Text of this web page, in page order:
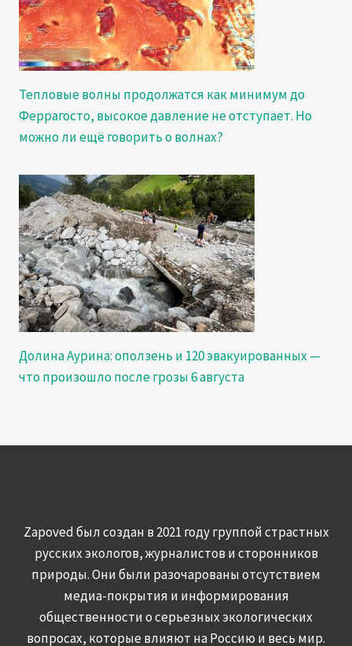
Тепловые волны продолжатся как минимум до
Феррагосто, высокое давление не отступает. Но
можно ли ещё говорить о волнах?
Долина Аурина: оползень и 120 эвакуированных —
что произошло после грозы 6 августа
Zapoved был создан в 2021 году группой страстных
русских экологов, журналистов и сторонников
природы. Они были разочарованы отсутствием
медиа-покрытия и информирования
общественности о серьезных экологических
вопросах, которые влияют на Россию и весь мир.